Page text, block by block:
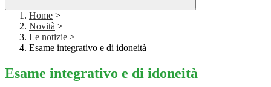
Home >
Novità >
Le notizie >
Esame integrativo e di idoneità
Esame integrativo e di idoneità